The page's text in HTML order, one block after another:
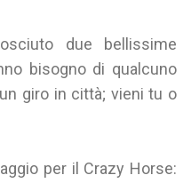
due bellissime
bisogno di qualcuno
giro in città; vieni tu o
per il Crazy Horse: